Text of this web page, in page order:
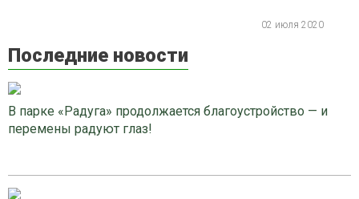
02 июля 2020
Последние новости
В парке «Радуга» продолжается благоустройство — и
перемены радуют глаз!